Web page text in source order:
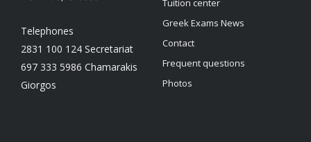
Telephones
2831 100 124 Secretariat
697 333 5986 Chamarakis
Giorgos
Tuition center
Greek Exams News
Contact
Frequent questions
Photos